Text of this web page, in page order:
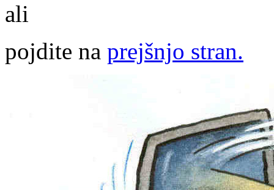
ali
pojdite na prejšnjo stran.